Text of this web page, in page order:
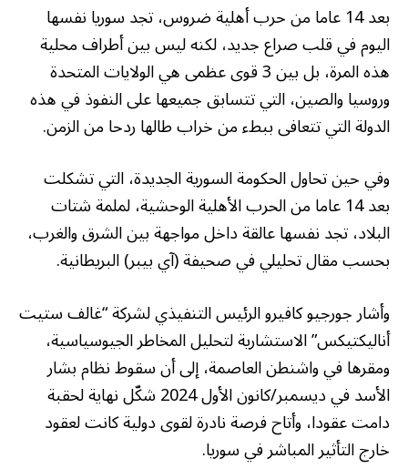
بعد 14 عاما من حرب أهلية ضروس، تجد سوريا نفسها
اليوم في قلب صراع جديد، لكنه ليس بين أطراف محلية
هذه المرة، بل بين 3 قوى عظمى هي الولايات المتحدة
وروسيا والصين، التي تتسابق جميعها على النفوذ في هذه
الدولة التي تتعافى ببطء من خراب طالها ردحا من الزمن.
وفي حين تحاول الحكومة السورية الجديدة، التي تشكلت
بعد 14 عاما من الحرب الأهلية الوحشية، لملمة شتات
البلاد، تجد نفسها عالقة داخل مواجهة بين الشرق والغرب،
بحسب مقال تحليلي في صحيفة (آي بيبر) البريطانية.
وأشار جورجيو كافيرو الرئيس التنفيذي لشركة “غالف ستيت
أناليكتيكس” الاستشارية لتحليل المخاطر الجيوسياسية،
ومقرها في واشنطن العاصمة، إلى أن سقوط نظام بشار
الأسد في ديسمبر/كانون الأول 2024 شكّل نهاية لحقبة
دامت عقودا، وأتاح فرصة نادرة لقوى دولية كانت لعقود
خارج التأثير المباشر في سوريا.